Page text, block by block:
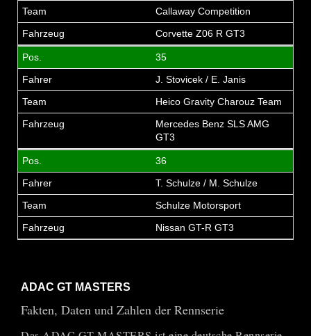
Callaway Competition
Corvette Z06 R GT3
35
J. Stovicek / E. Janis
Heico Gravity Charouz Team
Mercedes Benz SLS AMG
GT3
36
T. Schulze / M. Schulze
Schulze Motorsport
Nissan GT-R GT3
ADAC GT MASTERS
Fakten, Daten und Zahlen der Rennserie